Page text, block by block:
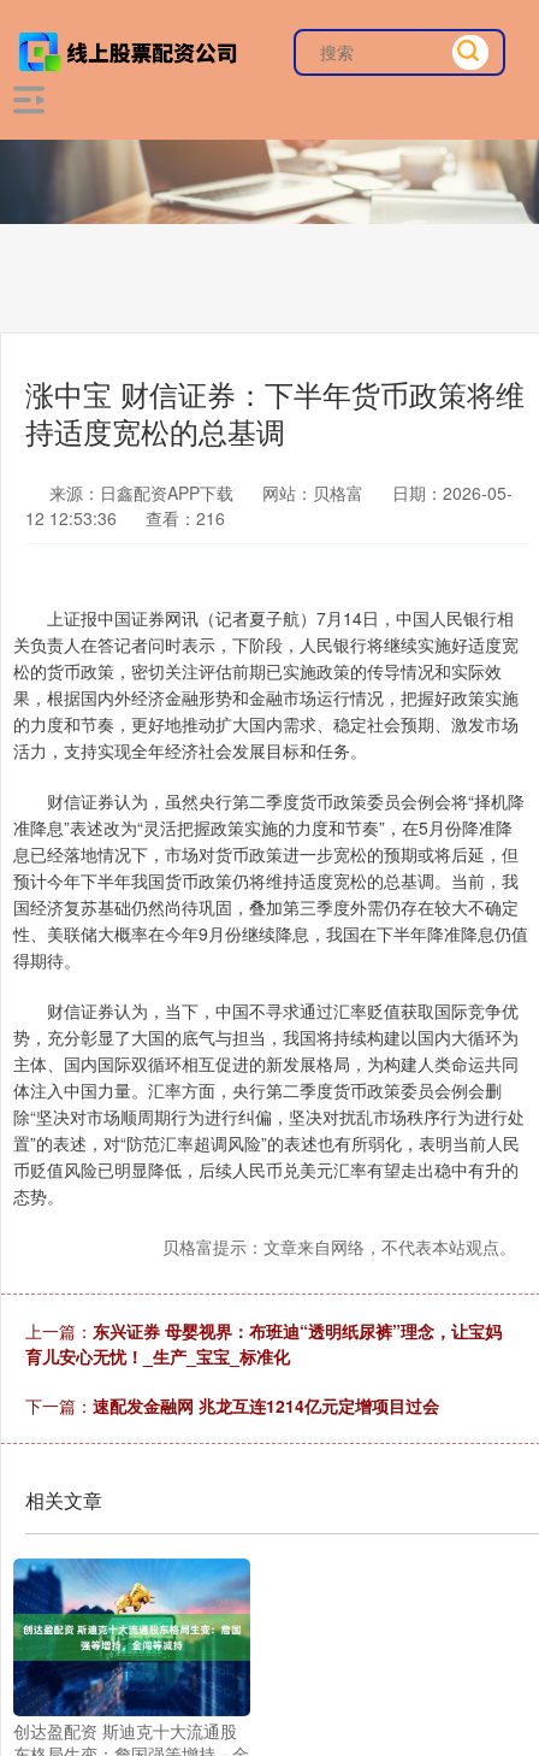
涨中宝 财信证券：下半年货币政策将维
持适度宽松的总基调
来源：日鑫配资APP下载 网站：贝格富
日期：2026-05-
12 12:53:36
查看：216
上证报中国证券网讯（记者夏子航）7月14日，中国人民银行相
关负责人在答记者问时表示，下阶段，人民银行将继续实施好适度宽
松的货币政策，密切关注评估前期已实施政策的传导情况和实际效
果，根据国内外经济金融形势和金融市场运行情况，把握好政策实施
的力度和节奏，更好地推动扩大国内需求、稳定社会预期、激发市场
活力，支持实现全年经济社会发展目标和任务。
财信证券认为，虽然央行第二季度货币政策委员会例会将“择机降
准降息”表述改为“灵活把握政策实施的力度和节奏”，在5月份降准降
息已经落地情况下，市场对货币政策进一步宽松的预期或将后延，但
预计今年下半年我国货币政策仍将维持适度宽松的总基调。当前，我
国经济复苏基础仍然尚待巩固，叠加第三季度外需仍存在较大不确定
性、美联储大概率在今年9月份继续降息，我国在下半年降准降息仍值
得期待。
财信证券认为，当下，中国不寻求通过汇率贬值获取国际竞争优
势，充分彰显了大国的底气与担当，我国将持续构建以国内大循环为
主体、国内国际双循环相互促进的新发展格局，为构建人类命运共同
体注入中国力量。汇率方面，央行第二季度货币政策委员会例会删
除“坚决对市场顺周期行为进行纠偏，坚决对扰乱市场秩序行为进行处
置”的表述，对“防范汇率超调风险”的表述也有所弱化，表明当前人民
币贬值风险已明显降低，后续人民币兑美元汇率有望走出稳中有升的
态势。
贝格富提示：文章来自网络，不代表本站观点。
上一篇： 东兴证券 母婴视界：布班迪“透明纸尿裤”理念，让宝妈
育儿安心无忧！_生产_宝宝_标准化
下一篇： 速配发金融网 兆龙互连1214亿元定增项目过会
相关文章
创达盈配资 斯迪克十大流通股